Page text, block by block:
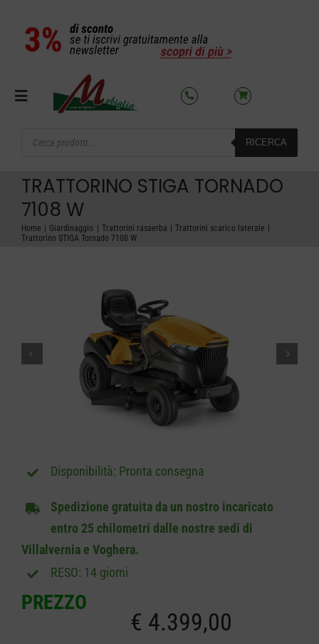
contenuto
Toggle
OFFERTE DEL MESE
CARRELLO
search
RICERCA
TRATTORINO STIGA TORNADO
7108 W
Home Giardinaggio Trattorini rasaerba
Trattorini scarico laterale
Trattorino STIGA Tornado 7108 W
Pronta consegna
Spedizione gratuita da un nostro incaricato
entro 25 chilometri dalle nostre sedi di
Villalvernia e Voghera.
RESO: 14 giorni
PREZZO
€ 4.399,00